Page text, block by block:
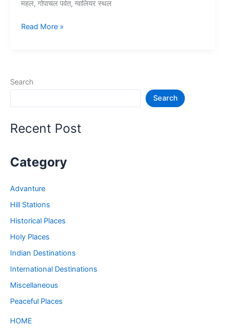
महल, गोपाचल पर्वत, ग्वालियर स्थल
10+
जगह
Places
Read More »
Search
Search
Recent Post
Category
Advanture
Hill Stations
Historical Places
Holy Places
Indian Destinations
International Destinations
Miscellaneous
Peaceful Places
HOME